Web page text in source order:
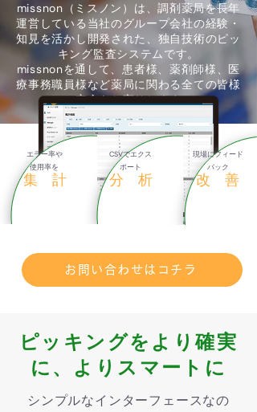
missnon（ミスノン）は、調剤薬局を長年
運営している当社のグループ会社の経験・
知見を活かし開発された、独自技術のピッ
キング監査システムです。
missnonを通して、患者様、薬剤師様、医
療事務職員様など薬局に関わる全ての皆様
の安全をお守りします。
集 計
エラー率や
使用率を
CSVでエクス
ポート
分 析 改 善
現場にフィード
バック
お問い合わせはコチラ
ピッキングをより確実
に、よりスマートに
シンプルなインターフェースなの